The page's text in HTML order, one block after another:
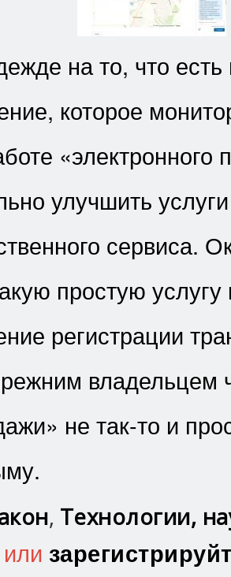
на то, что есть
которое
«электронного
улучшить
сервиса.
простую услугу
регистрации
владельцем
не так-то и
, Технологии,
или